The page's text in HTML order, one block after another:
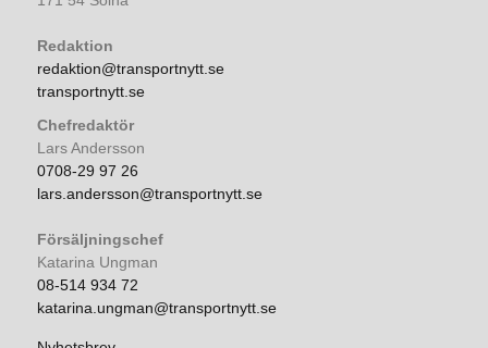
Redaktion
redaktion@transportnytt.se
transportnytt.se
Chefredaktör
Lars Andersson
0708-29 97 26
lars.andersson@transportnytt.se
Försäljningschef
Katarina Ungman
08-514 934 72
katarina.ungman@transportnytt.se